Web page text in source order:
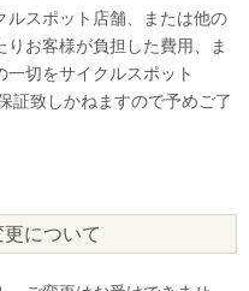
ルスポット店舗、または他の
お客様が負担した費用、ま
切をサイクルスポット
証致しかねますので予めご了
について